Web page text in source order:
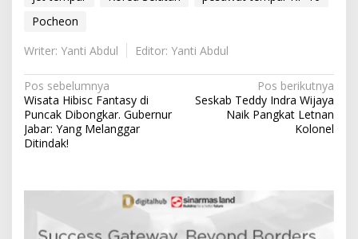
Pocheon
Writer: Yanti Abdul
Editor: Yanti Abdul
N
a
v
Pos sebelumnya
Wisata Hibisc Fantasy di
Puncak Dibongkar. Gubernur
Jabar: Yang Melanggar
Ditindak!
Pos berikutnya
Seskab Teddy Indra Wijaya
Naik Pangkat Letnan
Kolonel